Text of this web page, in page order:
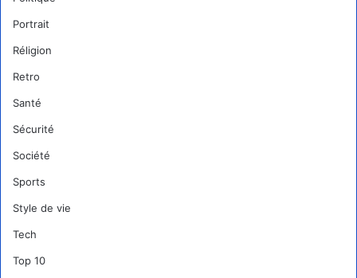
Portrait
Réligion
Retro
Santé
Sécurité
Société
Sports
Style de vie
Tech
Top 10